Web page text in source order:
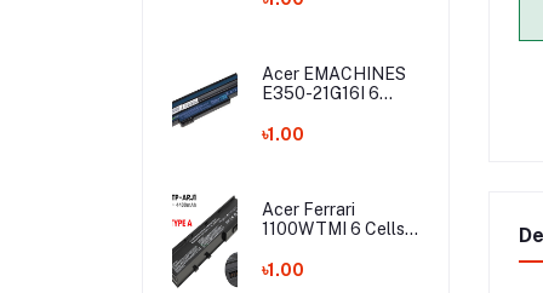
Acer EMACHINES
E350-21G16I 6
Battery
৳1.00
Acer Ferrari
1100WTMI 6 Cells
৳1.00